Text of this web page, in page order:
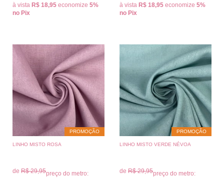
à vista R$ 18,95 economize 5%
no Pix
à vista R$ 18,95 economize 5%
no Pix
PROMOÇÃO
LINHO MISTO ROSA
de R$ 29,95preço do metro:
PROMOÇÃO
LINHO MISTO VERDE NÉVOA
de R$ 29,95preço do metro: